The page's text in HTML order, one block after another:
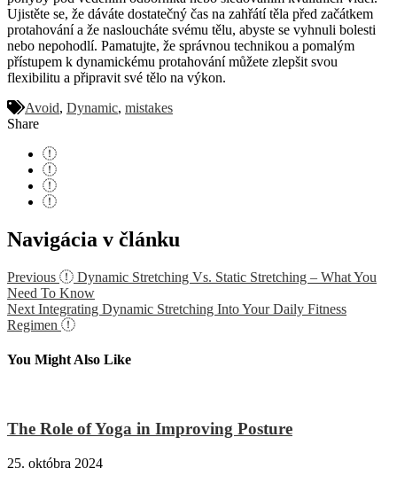
Ujistěte se, že dáváte dostatečný čas na zahřátí těla před začátkem
protahování a že nasloucháte svému tělu, abyste se vyhnuli bolesti
nebo nepohodlí. Pamatujte, že správnou technikou a pomalým
přístupem k dynamickému protahování můžete zlepšit svou
flexibilitu a připravit své tělo na výkon.
Avoid, Dynamic, mistakes
Share
Navigácia v článku
Previous
Dynamic Stretching Vs. Static Stretching – What You
Need To Know
Next Integrating Dynamic Stretching Into Your Daily Fitness
Regimen
You Might Also Like
The Role of Yoga in Improving Posture
25. októbra 2024